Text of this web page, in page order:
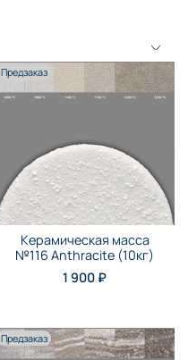
Предзаказ
Керамическая масса
№116 Anthraсite (10кг)
1 900 ₽
Предзаказ